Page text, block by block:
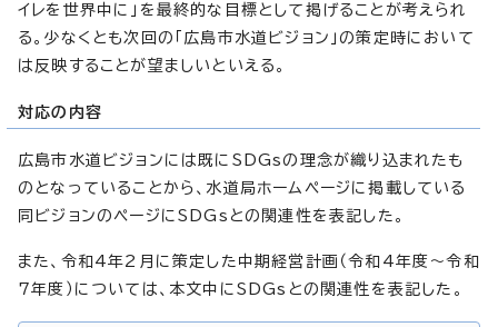
イレを世界中に」を最終的な目標として掲げることが考えられ
る。少なくとも次回の「広島市水道ビジョン」の策定時において
は反映することが望ましいといえる。
対応の内容
広島市水道ビジョンには既にSDGsの理念が織り込まれたも
のとなっていることから、水道局ホームページに掲載している
同ビジョンのページにSDGsとの関連性を表記した。
また、令和4年2月に策定した中期経営計画（令和4年度～令和
7年度）については、本文中にSDGsとの関連性を表記した。